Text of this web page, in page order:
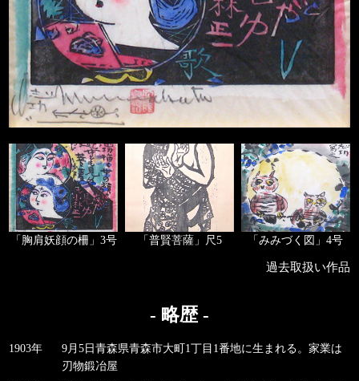
「胸肩妖顔の柵」3号 「普賢菩薩」尺5 「みみづく図」4号
過去取扱い作品
- 略歴 -
1903年
9月5日青森県青森市大町1丁目1番地に生まれる。家業は
刃物鍛冶屋